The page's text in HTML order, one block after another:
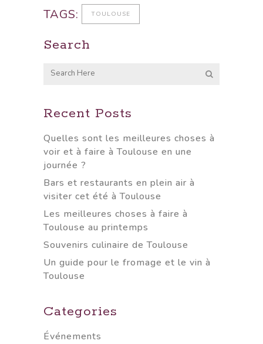
TAGS: TOULOUSE
Search
Recent Posts
Quelles sont les meilleures choses à
voir et à faire à Toulouse en une
journée ?
Bars et restaurants en plein air à
visiter cet été à Toulouse
Les meilleures choses à faire à
Toulouse au printemps
Souvenirs culinaire de Toulouse
Un guide pour le fromage et le vin à
Toulouse
Categories
Événements